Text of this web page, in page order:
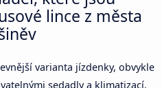
lince z města
varianta jízdenky, obvykle
sedadly a klimatizací.